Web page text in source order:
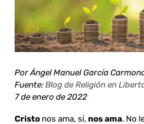
Por Ángel Manuel García
Fuente: Blog de Religión en
7 de enero de 2022
Cristo nos ama, sí, nos ama. No